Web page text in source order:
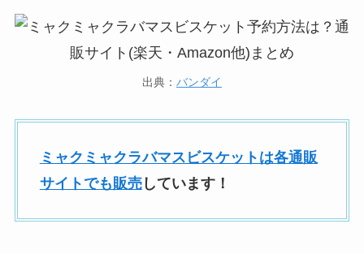
出典： バンダイ
ミャクミャクラバマスビスケットは各通販
サイトでも販売しています！